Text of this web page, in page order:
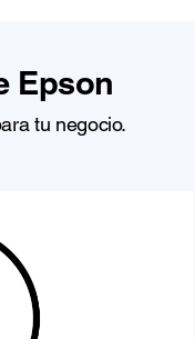
Epson
tu negocio.